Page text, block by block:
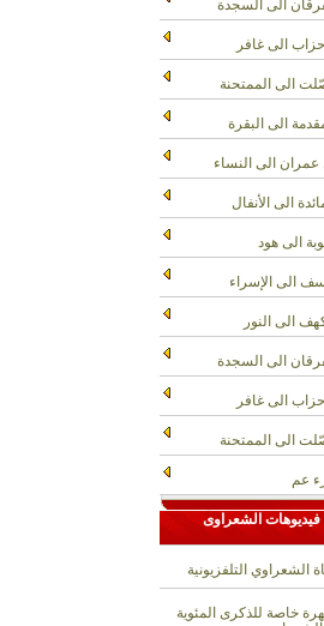
الى السجدة
الى غافر
الى الممتحنة
الى البقرة
الى النساء
الى الأنفال
الى هود
الى الإسراء
الى النور
الى السجدة
الى غافر
الى الممتحنة
عم
فيديوهات الشعراوى
الشعراوي التلفزيونية
خاصة للذكرى المئوية